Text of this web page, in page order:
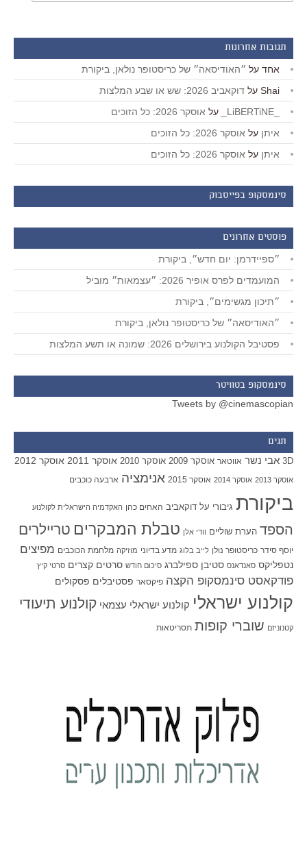
תגובות אחרונות
אחד על ״האודיסאה״ של כריסטופר נולאן, ביקורת
Shai על דוקאביב 2026: שש או שבע המלצות
על אוסקר 2026: כל הזוכים
איתן על אוסקר 2026: כל הזוכים
איתן על אוסקר 2026: כל הזוכים
סינמסקופ בפייסבוק
פוסטים אחרונים
״ספיידרמן: יום חדש״, ביקורת
המועמדים לפרס אופיר 2026: ״עצמאות״ מוביל
״תיכון מגשימים״, ביקורת
״האודיסאה״ של כריסטופר נולאן, ביקורת
פסטיבל הקולנוע בירושלים 2026: שמונה או תשע המלצות
סינמסקופ בטוויטר
Tweets by @cinemascopian
תגים
3D אבי נשר אווטאר אוסקר 2009 אוסקר 2010 אוסקר 2011 אוסקר 2012
אוסקר 2013 אוסקר 2014 אוסקר 2015 אנימציה ארבעה כוכבים
ביקורת גיבורי על דוקאביב האחים כהן האקדמיה הישראלית לקולנוע
הספד הערת שוליים וודי אלן טבלת המבקרים טריילרים
יוסף סידר כריסטופר נולן לייב בלוג מדע בדיוני מוזיקה מלחמת הכוכבים מפיצים
נטפליקס סאנדאנס סטיבן ספילברג סיכום חודש סרטים קצרים סרטי קיץ
פודקאסט סינמסקופ הקצה פיקסאר פסטיבלים פסקולים
קולנוע ישראלי קולנוע ישראלי עצמאי קולנוע תיעודי
קטנוניזם שוברי קופות תסריטאות